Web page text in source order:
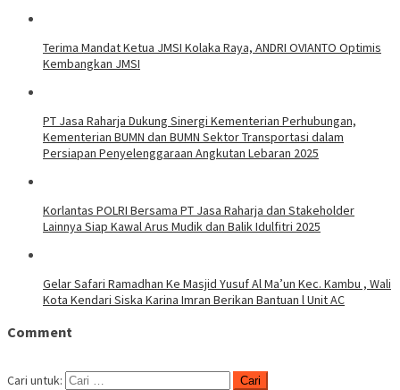
Terima Mandat Ketua JMSI Kolaka Raya, ANDRI OVIANTO Optimis
Kembangkan JMSI
PT Jasa Raharja Dukung Sinergi Kementerian Perhubungan,
Kementerian BUMN dan BUMN Sektor Transportasi dalam
Persiapan Penyelenggaraan Angkutan Lebaran 2025
Korlantas POLRI Bersama PT Jasa Raharja dan Stakeholder
Lainnya Siap Kawal Arus Mudik dan Balik Idulfitri 2025
Gelar Safari Ramadhan Ke Masjid Yusuf Al Ma’un Kec. Kambu , Wali
Kota Kendari Siska Karina Imran Berikan Bantuan l Unit AC
Comment
Cari untuk: